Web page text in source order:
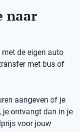
naar
de eigen auto
met bus of
aangeven of je
je ontvangt dan in je
voor jouw